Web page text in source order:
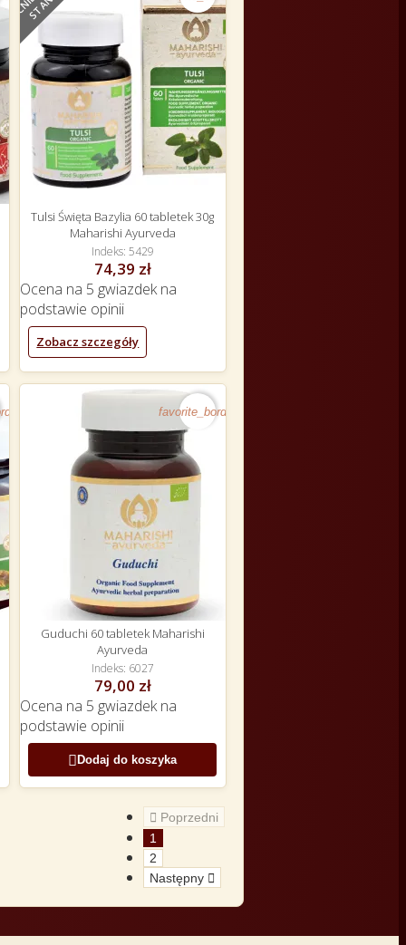
Tulsi Święta Bazylia 60 tabletek 30g
Maharishi Ayurveda
Indeks 5429
74,39 zł
Ocena na 5 gwiazdek na
podstawie opinii
Zobacz szczegóły
favorite_border
Guduchi 60 tabletek Maharishi
Ayurveda
Indeks 6027
79,00 zł
Ocena na 5 gwiazdek na
podstawie opinii
Dodaj do koszyka
 Poprzedni
1
2
Następny 